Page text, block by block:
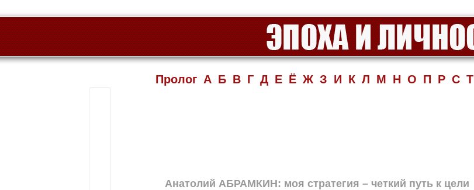
Пролог А Б В Г Д Е Ё Ж З И К Л М Н О П Р С Т
Анатолий АБРАМКИН: моя стратегия – четкий путь к цели